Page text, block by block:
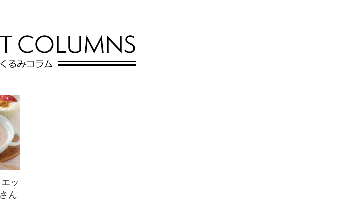
ぷりサラダ。くるみの香ばしさ
とチーズの濃厚な...
ッ
ん